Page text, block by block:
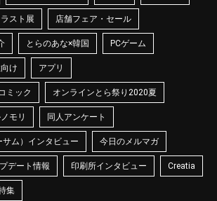
スト展 店舗フェア・セール
とらのあな×韓国 PCゲーム
け アプリ
ミック オンラインとら祭り2020夏
モリ 同人アンケート
ム）インタビュー 今日のメルマガ
デート情報 印刷所インタビュー Creatia
集